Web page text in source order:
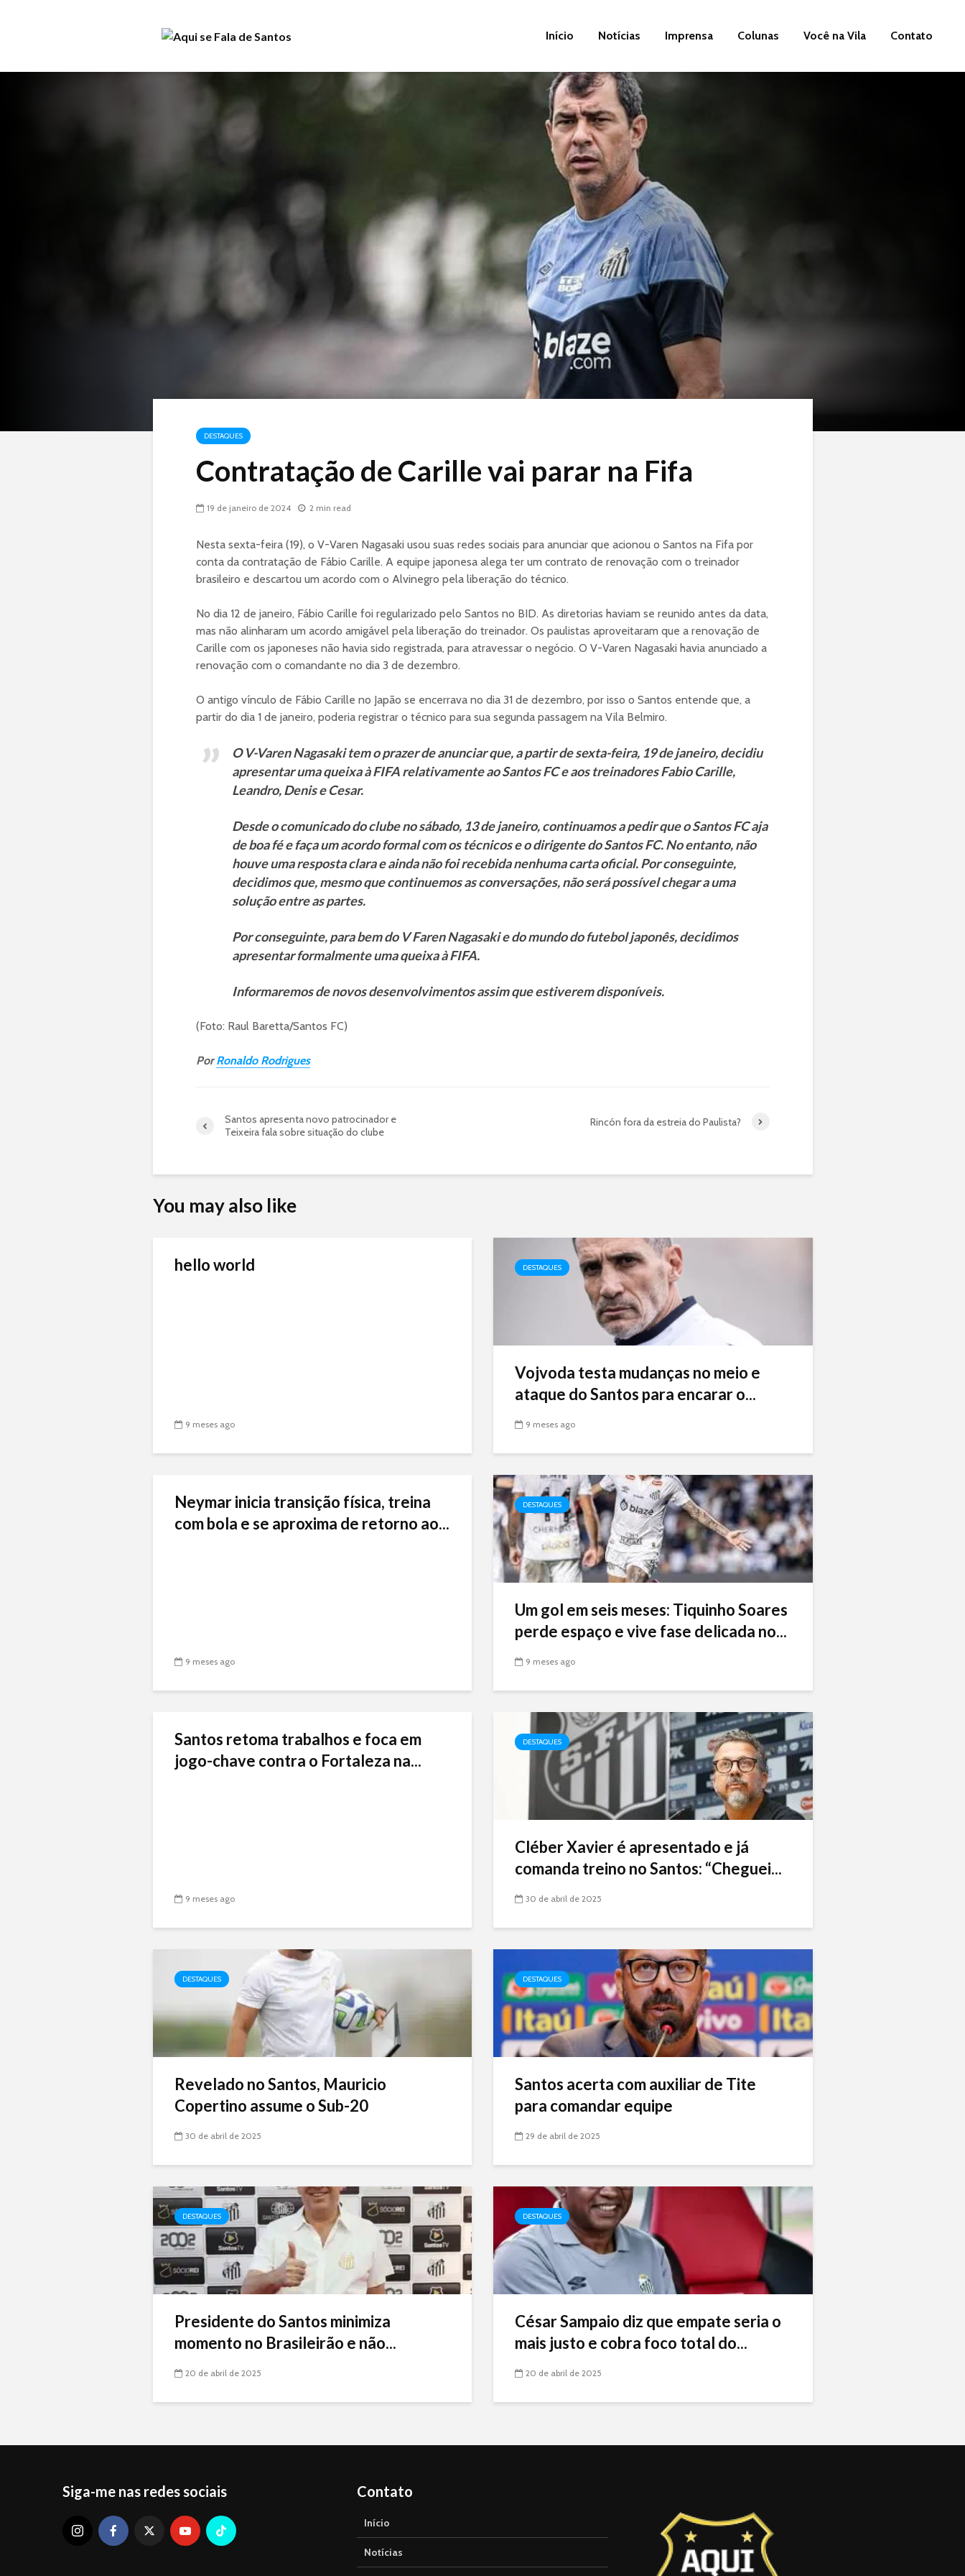
Início Notícias Imprensa Colunas Você na Vila Contato
DESTAQUES
Contratação de Carille vai parar na Fifa
19 de janeiro de 2024 2 min read
Nesta sexta-feira (19), o V-Varen Nagasaki usou suas redes sociais para anunciar que acionou o Santos na Fifa por
conta da contratação de Fábio Carille. A equipe japonesa alega ter um contrato de renovação com o treinador
brasileiro e descartou um acordo com o Alvinegro pela liberação do técnico.
No dia 12 de janeiro, Fábio Carille foi regularizado pelo Santos no BID. As diretorias haviam se reunido antes da data,
mas não alinharam um acordo amigável pela liberação do treinador. Os paulistas aproveitaram que a renovação de
Carille com os japoneses não havia sido registrada, para atravessar o negócio. O V-Varen Nagasaki havia anunciado a
renovação com o comandante no dia 3 de dezembro.
O antigo vínculo de Fábio Carille no Japão se encerrava no dia 31 de dezembro, por isso o Santos entende que, a
partir do dia 1 de janeiro, poderia registrar o técnico para sua segunda passagem na Vila Belmiro.
O V-Varen Nagasaki tem o prazer de anunciar que, a partir de sexta-feira, 19 de janeiro, decidiu
apresentar uma queixa à FIFA relativamente ao Santos FC e aos treinadores Fabio Carille,
Leandro, Denis e Cesar.
Desde o comunicado do clube no sábado, 13 de janeiro, continuamos a pedir que o Santos FC aja
de boa fé e faça um acordo formal com os técnicos e o dirigente do Santos FC. No entanto, não
houve uma resposta clara e ainda não foi recebida nenhuma carta oficial. Por conseguinte,
decidimos que, mesmo que continuemos as conversações, não será possível chegar a uma
solução entre as partes.
Por conseguinte, para bem do V Faren Nagasaki e do mundo do futebol japonês, decidimos
apresentar formalmente uma queixa à FIFA.
Informaremos de novos desenvolvimentos assim que estiverem disponíveis.
(Foto: Raul Baretta/Santos FC)
PorRonaldo Rodrigues
Santos apresenta novo patrocinador e
Teixeira fala sobre situação do clube
Rincón fora da estreia do Paulista?
You may also like
hello world
9 meses ago
DESTAQUES
Vojvoda testa mudanças no meio e
ataque do Santos para encarar o...
9 meses ago
Neymar inicia transição física, treina
com bola e se aproxima de retorno ao...
9 meses ago
DESTAQUES
Um gol em seis meses: Tiquinho Soares
perde espaço e vive fase delicada no...
9 meses ago
Santos retoma trabalhos e foca em
jogo-chave contra o Fortaleza na...
9 meses ago
DESTAQUES
Cléber Xavier é apresentado e já
comanda treino no Santos: “Cheguei...
30 de abril de 2025
DESTAQUES
Revelado no Santos, Mauricio
Copertino assume o Sub-20
30 de abril de 2025
DESTAQUES
Santos acerta com auxiliar de Tite
para comandar equipe
29 de abril de 2025
DESTAQUES
Presidente do Santos minimiza
momento no Brasileirão e não...
20 de abril de 2025
DESTAQUES
César Sampaio diz que empate seria o
mais justo e cobra foco total do...
20 de abril de 2025
Siga-me nas redes sociais Contato
Início
Notícias